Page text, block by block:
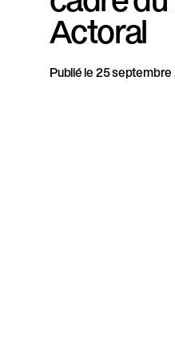
Actoral
Publié le 25